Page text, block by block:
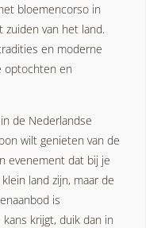
bloemencorso in
zuiden van het land.
en moderne
optochten en
de Nederlandse
wilt genieten van de
evenement dat bij je
land zijn, maar de
is
krijgt, duik dan in